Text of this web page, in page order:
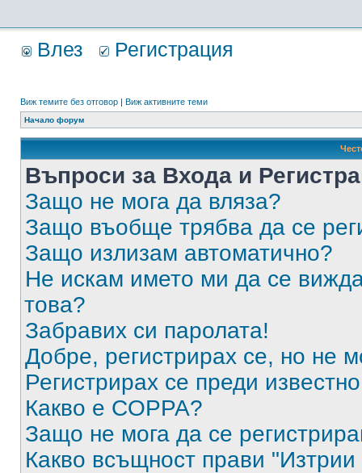
Влез Регистрация
Виж темите без отговор | Виж активните теми
Начало форум
Въпроси за Входа и
Защо не мога да вляза?
Защо въобще трябва да се
Защо излизам автоматично?
Не искам името ми да се
това?
Забравих си паролата!
Добре, регистрирах се, но не
Регистрирах се преди
Какво е COPPA?
Защо не мога да се
Какво всъщност прави "Изтрии